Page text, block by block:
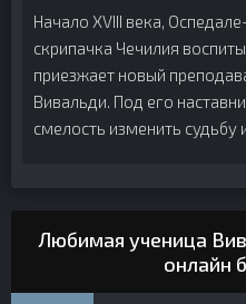
Начало XVIII века,
скрипачка Чечилия
приезжает новый
Вивальди. Под его
смелость изменить судьбу
Любимая ученица
онлайн